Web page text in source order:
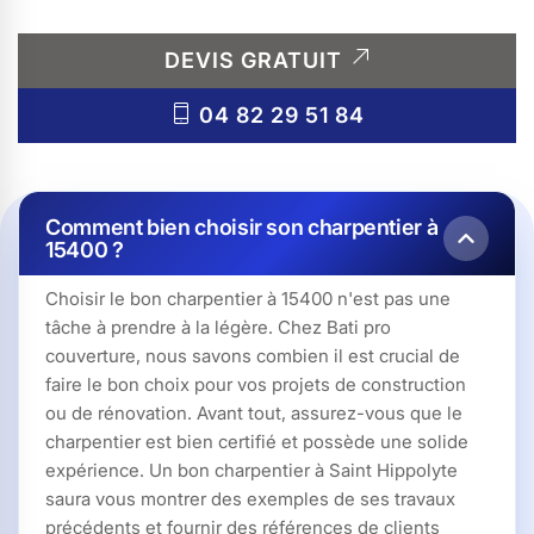
DEVIS GRATUIT
04 82 29 51 84
Comment bien choisir son charpentier à
15400 ?
Choisir le bon charpentier à 15400 n'est pas une
tâche à prendre à la légère. Chez Bati pro
couverture, nous savons combien il est crucial de
faire le bon choix pour vos projets de construction
ou de rénovation. Avant tout, assurez-vous que le
charpentier est bien certifié et possède une solide
expérience. Un bon charpentier à Saint Hippolyte
saura vous montrer des exemples de ses travaux
précédents et fournir des références de clients